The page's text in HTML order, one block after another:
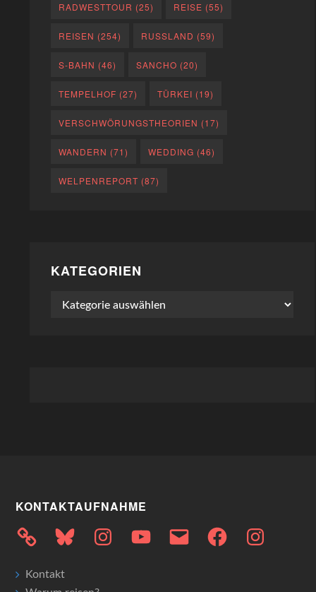
RADWESTTOUR (25) REISE (55)
REISEN (254) RUSSLAND (59)
S-BAHN (46) SANCHO (20)
TEMPELHOF (27) TÜRKEI (19)
VERSCHWÖRUNGSTHEORIEN (17)
WANDERN (71) WEDDING (46)
WELPENREPORT (87)
KATEGORIEN
Kategorien
KONTAKTAUFNAHME
Bluesky InstagramYouTubeE-
Mail
FacebookInstagram
Kontakt